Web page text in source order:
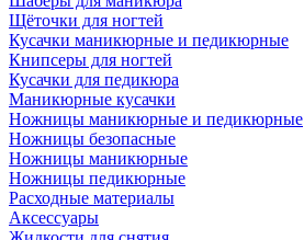
Щёточки для ногтей
Кусачки маникюрные и педикюрные
Книпсеры для ногтей
Кусачки для педикюра
Маникюрные кусачки
Ножницы маникюрные и педикюрные
Ножницы безопасные
Ножницы маникюрные
Ножницы педикюрные
Расходные материалы
Аксессуары